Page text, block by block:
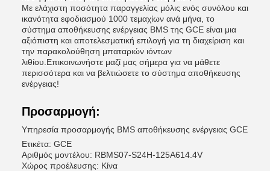
Με ελάχιστη ποσότητα παραγγελίας μόλις ενός συνόλου και
ικανότητα εφοδιασμού 1000 τεμαχίων ανά μήνα, το
σύστημα αποθήκευσης ενέργειας BMS της GCE είναι μια
αξιόπιστη και αποτελεσματική επιλογή για τη διαχείριση και
την παρακολούθηση μπαταριών ιόντων
λιθίου.Επικοινωνήστε μαζί μας σήμερα για να μάθετε
περισσότερα και να βελτιώσετε το σύστημα αποθήκευσης
ενέργειας!
Προσαρμογή:
Υπηρεσία προσαρμογής BMS αποθήκευσης ενέργειας GCE
Ετικέτα: GCE
Αριθμός μοντέλου: RBMS07-S24H-125A614.4V
Χώρος προέλευσης: Κίνα